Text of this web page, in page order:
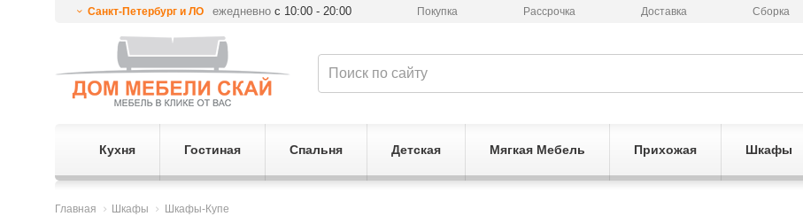
Санкт-Петербург и ЛО ежедневнос 10:00 - 20:00 Покупка Рассрочка Доставка Сборка
Кухня Гостиная Спальня Детская Мягкая Мебель Прихожая Шкафы
Главная Шкафы Шкафы-Купе